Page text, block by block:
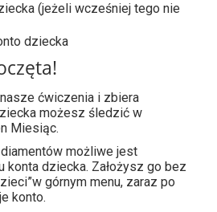
(jeżeli wcześniej tego nie
dziecka
ćwiczenia i zbiera
możesz śledzić w
Miesiąc.
możliwe jest
konta dziecka. Założysz go bez
górnym menu, zaraz po
konto.